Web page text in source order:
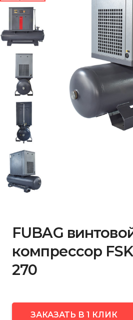
FUBAG
компрессор
270
ЗАКАЗАТЬ В 1 КЛИК